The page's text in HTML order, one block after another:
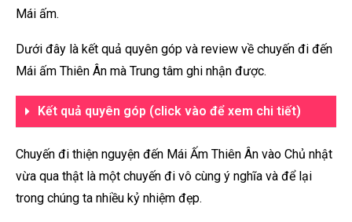
Mái ấm.
Dưới đây là kết quả quyên góp và review về chuyến đi đến
Mái ấm Thiên Ân mà Trung tâm ghi nhận được.
Kết quả quyên góp (click vào để xem chi tiết)
Chuyến đi thiện nguyện đến Mái Ấm Thiên Ân vào Chủ nhật
vừa qua thật là một chuyến đi vô cùng ý nghĩa và để lại
trong chúng ta nhiều kỷ nhiệm đẹp.